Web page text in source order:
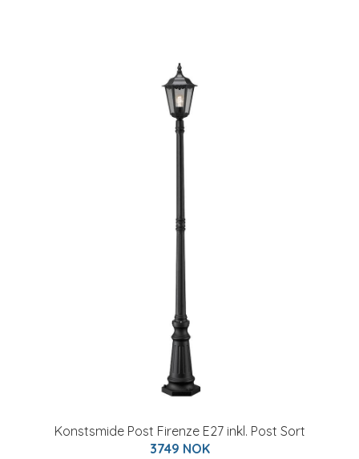
Konstsmide Post Firenze E27 inkl. Post Sort
3749 NOK